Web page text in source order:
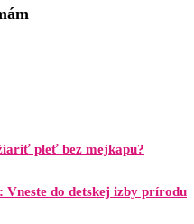
pleť bez mejkapu?
do detskej izby prírodu